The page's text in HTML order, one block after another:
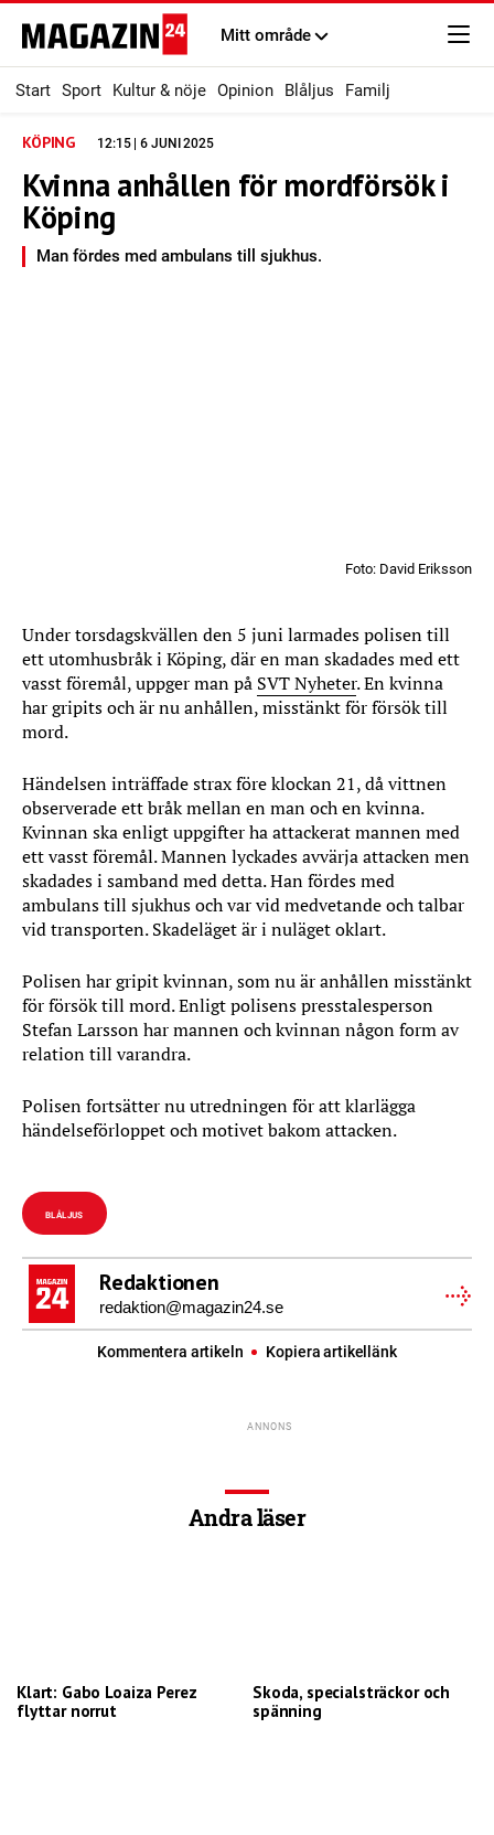
Mitt område
Start Sport Kultur & nöje Opinion Blåljus Familj
KÖPING 12:15 | 6 JUNI 2025
Kvinna anhållen för mordförsök i
Köping
Man fördes med ambulans till sjukhus.
Foto: David Eriksson
Under torsdagskvällen den 5 juni larmades polisen till
ett utomhusbråk i Köping, där en man skadades med ett
vasst föremål, uppger man på SVT Nyheter. En kvinna
har gripits och är nu anhållen, misstänkt för försök till
mord.
Händelsen inträffade strax före klockan 21, då vittnen
observerade ett bråk mellan en man och en kvinna.
Kvinnan ska enligt uppgifter ha attackerat mannen med
ett vasst föremål. Mannen lyckades avvärja attacken men
skadades i samband med detta. Han fördes med
ambulans till sjukhus och var vid medvetande och talbar
vid transporten. Skadeläget är i nuläget oklart.
Polisen har gripit kvinnan, som nu är anhållen misstänkt
för försök till mord. Enligt polisens presstalesperson
Stefan Larsson har mannen och kvinnan någon form av
relation till varandra.
Polisen fortsätter nu utredningen för att klarlägga
händelseförloppet och motivet bakom attacken.
BLÅLJUS
Redaktionen
redaktion@magazin24.se
Kommentera artikeln Kopiera artikellänk
Andra läser
Klart: Gabo Loaiza Perez
flyttar norrut
Skoda, specialsträckor och
spänning